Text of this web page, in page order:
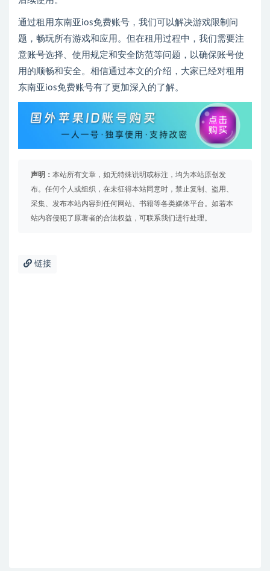
通过租用东南亚ios免费账号，我们可以解决游戏限制问
题，畅玩所有游戏和应用。但在租用过程中，我们需要注
意账号选择、使用规定和安全防范等问题，以确保账号使
用的顺畅和安全。相信通过本文的介绍，大家已经对租用
东南亚ios免费账号有了更加深入的了解。
声明： 本站所有文章，如无特殊说明或标注，均为本站原创发
布。任何个人或组织，在未征得本站同意时，禁止复制、盗用、
采集、发布本站内容到任何网站、书籍等各类媒体平台。如若本
站内容侵犯了原著者的合法权益，可联系我们进行处理。
链接